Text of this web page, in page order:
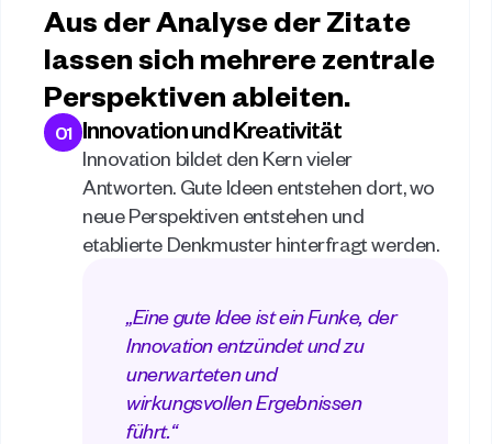
Aus der Analyse der Zitate
lassen sich mehrere zentrale
Perspektiven ableiten.
01 Innovation und Kreativität
Innovation bildet den Kern vieler
Antworten. Gute Ideen entstehen dort, wo
neue Perspektiven entstehen und
etablierte Denkmuster hinterfragt werden.
„Eine gute Idee ist ein Funke, der
Innovation entzündet und zu
unerwarteten und
wirkungsvollen Ergebnissen
führt.“